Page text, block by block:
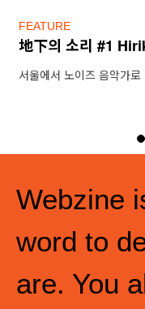
FEATURE
地下의 소리 #1
서울에서 노이즈 음악가
Webzine
word to
are. You